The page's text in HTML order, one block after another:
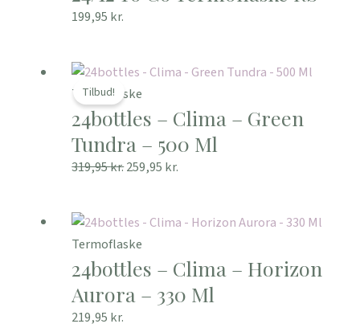
199,95 kr.
Tilbud!
Termoflaske
24bottles – Clima – Green
Tundra – 500 Ml
319,95kr.
Den
oprindelige
pris
319,95 kr..
259,95 kr.
Den
pris
259,95 kr..
Termoflaske
24bottles – Clima – Horizon
Aurora – 330 Ml
219,95 kr.